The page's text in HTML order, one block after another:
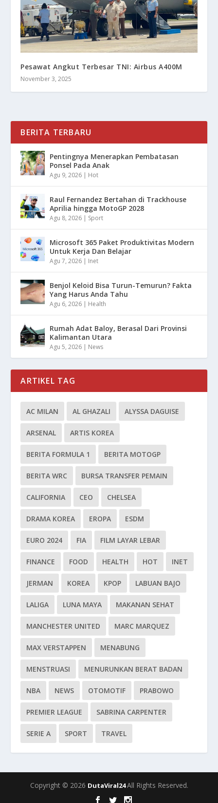
Pesawat Angkut Terbesar TNI: Airbus A400M
November 3, 2025
BERITA TERBARU
Pentingnya Menerapkan Pembatasan
Ponsel Pada Anak
Agu 9, 2026 | Hot
Raul Fernandez Bertahan di Trackhouse
Aprilia hingga MotoGP 2028
Agu 8, 2026 | Sport
Microsoft 365 Paket Produktivitas Modern
Untuk Kerja Dan Belajar
Agu 7, 2026 | Inet
Benjol Keloid Bisa Turun-Temurun? Fakta
Yang Harus Anda Tahu
Agu 6, 2026 | Health
Rumah Adat Baloy, Berasal Dari Provinsi
Kalimantan Utara
Agu 5, 2026 | News
ARTIKEL TAG
AC MILAN AL GHAZALI ALYSSA DAGUISE
ARSENAL ARTIS KOREA
BERITA FORMULA 1 BERITA MOTOGP
BERITA WRC BURSA TRANSFER PEMAIN
CALIFORNIA CEO CHELSEA
DRAMA KOREA EROPA ESDM
EURO 2024 FIA FILM LAYAR LEBAR
FINANCE FOOD HEALTH HOT INET
JERMAN KOREA KPOP LABUAN BAJO
LALIGA LUNA MAYA MAKANAN SEHAT
MANCHESTER UNITED MARC MARQUEZ
MAX VERSTAPPEN MENABUNG
MENSTRUASI MENURUNKAN BERAT BADAN
NBA NEWS OTOMOTIF PRABOWO
PREMIER LEAGUE SABRINA CARPENTER
SERIE A SPORT TRAVEL
Copyright © 2026 DutaViral24All Rights Reserved.